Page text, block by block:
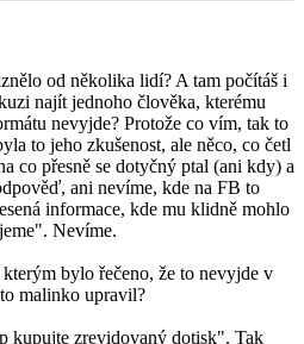
od několika lidí? A tam počítáš i
najít jednoho člověka, kterému
nevyjde? Protože co vím, tak to
to jeho zkušenost, ale něco, co četl
co přesně se dotyčný ptal (ani kdy) a
ani nevíme, kde na FB to
informace, kde mu klidně mohlo
Nevíme.
bylo řečeno, že to nevyjde v
malinko upravil?
kupujte zrevidovaný dotisk". Tak